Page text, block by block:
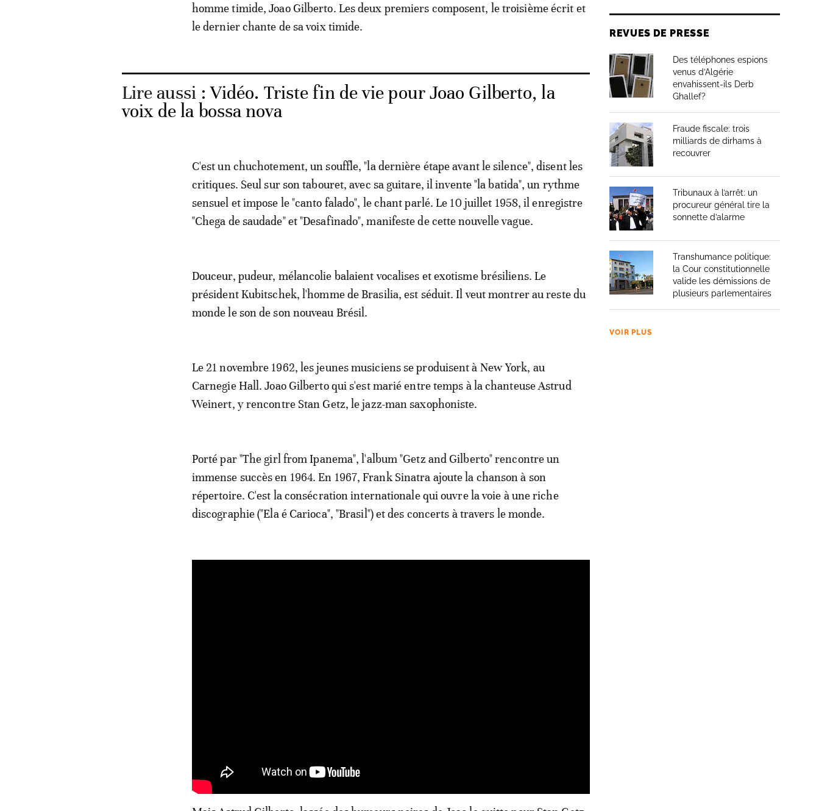
homme timide, Joao Gilberto. Les deux premiers composent, le troisième écrit et
le dernier chante de sa voix timide.
Lire aussi :Vidéo. Triste fin de vie pour Joao Gilberto, la
voix de la bossa nova
C'est un chuchotement, un souffle, "la dernière étape avant le silence", disent les
critiques. Seul sur son tabouret, avec sa guitare, il invente "la batida", un rythme
sensuel et impose le "canto falado", le chant parlé. Le 10 juillet 1958, il enregistre
"Chega de saudade" et "Desafinado", manifeste de cette nouvelle vague.
Douceur, pudeur, mélancolie balaient vocalises et exotisme brésiliens. Le
président Kubitschek, l'homme de Brasilia, est séduit. Il veut montrer au reste du
monde le son de son nouveau Brésil.
Le 21 novembre 1962, les jeunes musiciens se produisent à New York, au
Carnegie Hall. Joao Gilberto qui s'est marié entre temps à la chanteuse Astrud
Weinert, y rencontre Stan Getz, le jazz-man saxophoniste.
Porté par "The girl from Ipanema", l'album "Getz and Gilberto" rencontre un
immense succès en 1964. En 1967, Frank Sinatra ajoute la chanson à son
répertoire. C'est la consécration internationale qui ouvre la voie à une riche
discographie ("Ela é Carioca", "Brasil") et des concerts à travers le monde.
REVUES DE PRESSE
Des téléphones espions
venus d’Algérie
envahissent-ils Derb
Ghallef?
Fraude fiscale: trois
milliards de dirhams à
recouvrer
Tribunaux à l’arrêt: un
procureur général tire la
sonnette d’alarme
Transhumance politique:
la Cour constitutionnelle
valide les démissions de
plusieurs parlementaires
VOIR PLUS